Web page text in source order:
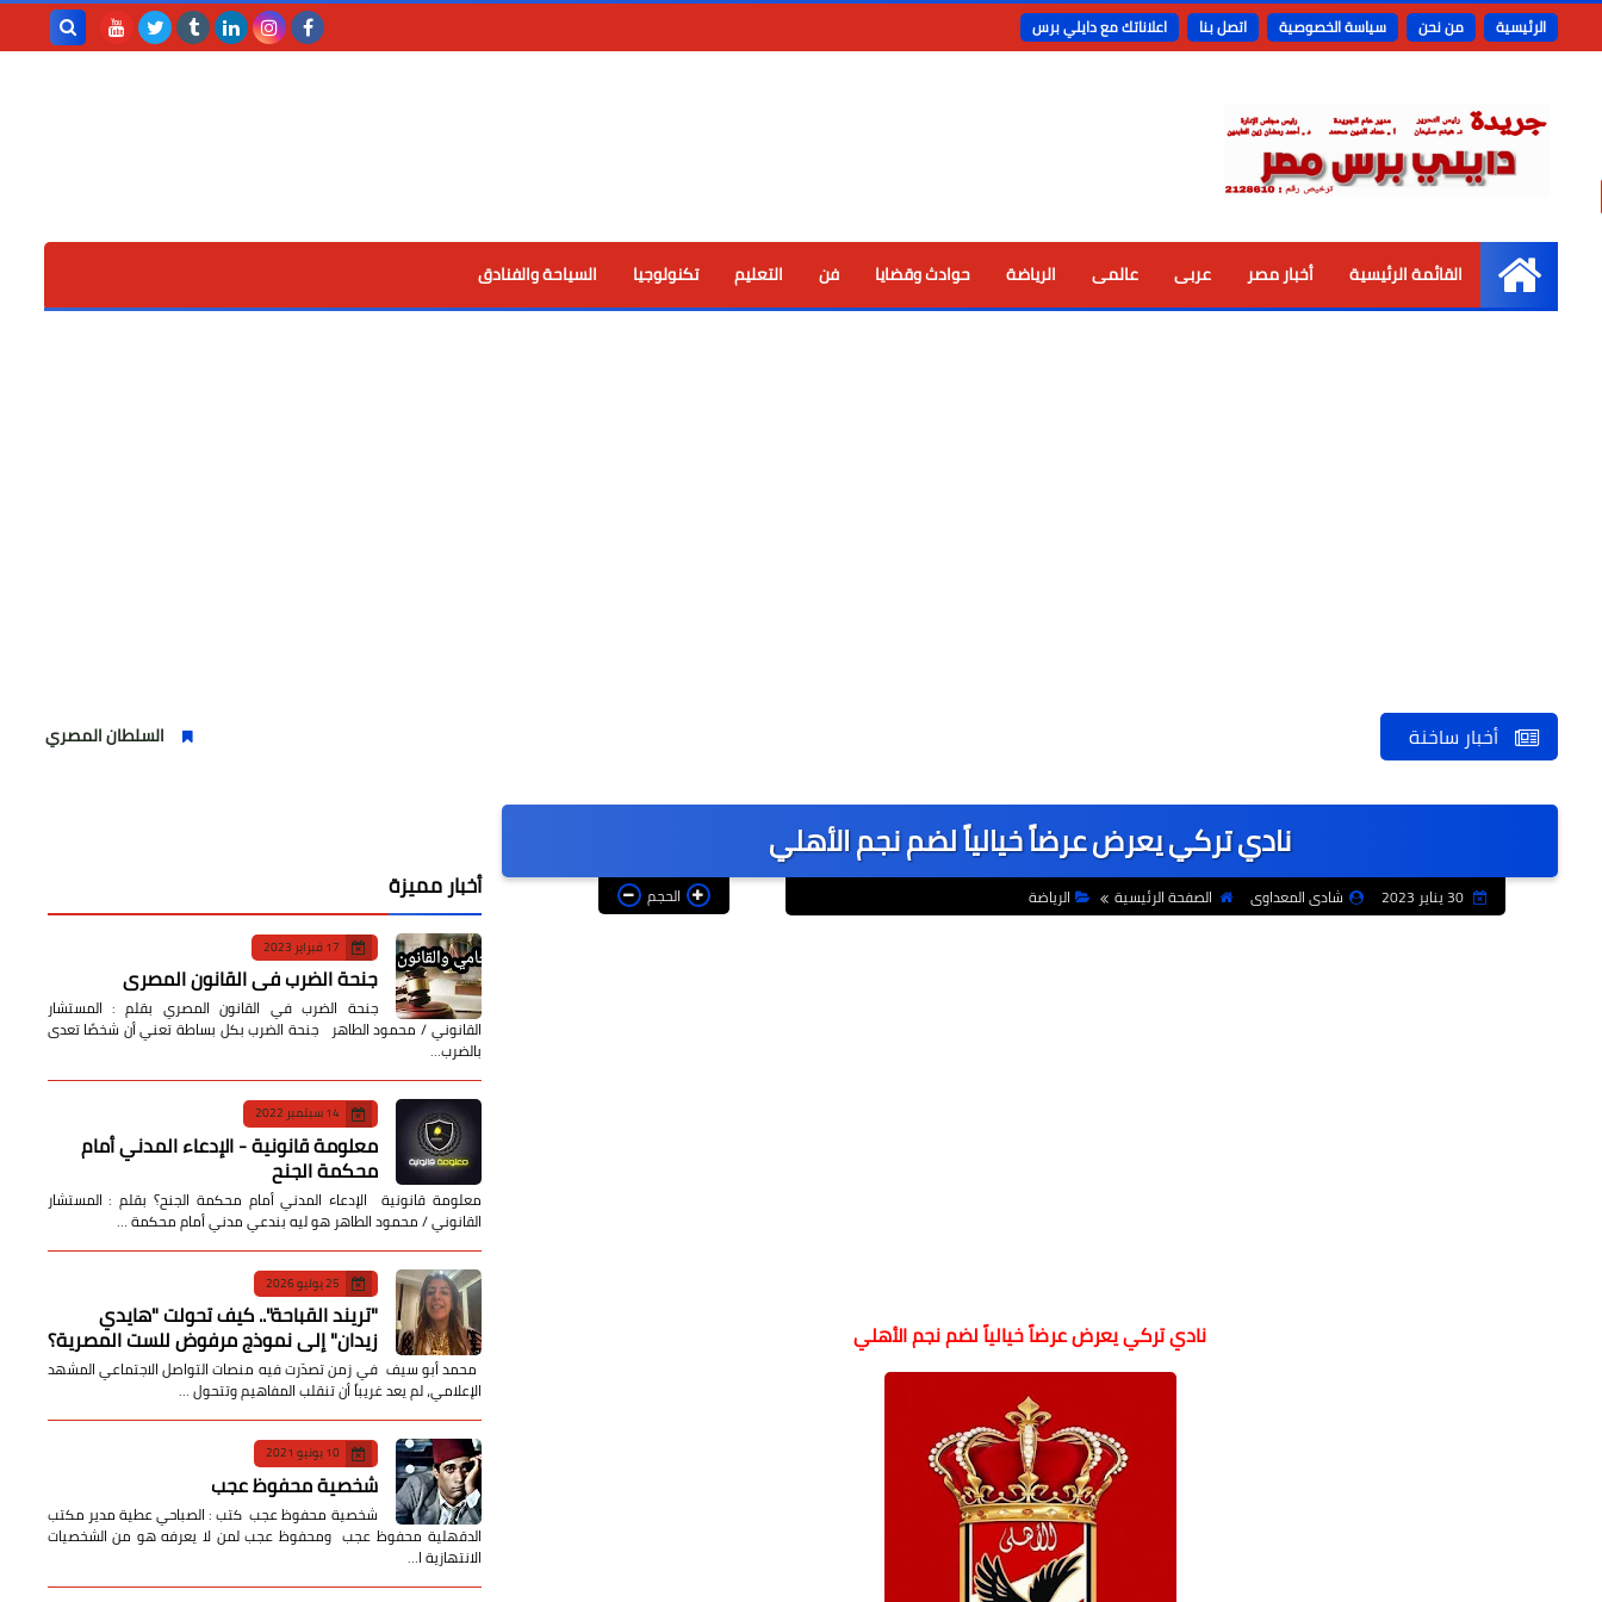
الرئيسية من نحن سياسة الخصوصية اتصل بنا اعلاناتك مع دايلي برس
الرئيسية
القائمة الرئيسية أخبار مصر عربى عالمى الرياضة حوادث وقضايا فن التعليم تكنولوجيا السياحة والفنادق
أخبار ساخنة السلطان المصري واستقبال حاشد
نادي تركي يعرض عرضاً خيالياً لضم نجم الأهلي
30 يناير 2023 شادى المعداوى الصفحة الرئيسية الرياضة الحجم
نادي تركي يعرض عرضاً خيالياً لضم نجم الأهلي
أخبار مميزة
17 فبراير 2023
جنحة الضرب في القانون المصري
جنحة الضرب في القانون المصري بقلم : المستشار
القانوني / محمود الطاهر جنحة الضرب بكل بساطة تعني أن شخصًا تعدى
بالضرب…
14 سبتمبر 2022
معلومة قانونية - الإدعاء المدني أمام
محكمة الجنح
معلومة قانونية الإدعاء المدني أمام محكمة الجنح؟ بقلم : المستشار
القانوني / محمود الطاهر هو ليه بندعي مدني أمام محكمة …
25 يوليو 2026
​"تريند القباحة".. كيف تحولت "هايدي
زيدان" إلى نموذج مرفوض للست المصرية؟
​ محمد أبو سيف ​في زمن تصدّرت فيه منصات التواصل الاجتماعي المشهد
الإعلامي، لم يعد غريباً أن تنقلب المفاهيم وتتحول …
10 يونيو 2021
شخصية محفوظ عجب
شخصية محفوظ عجب كتب : الصباحي عطية مدير مكتب
الدقهلية محفوظ عجب ومحفوظ عجب لمن لا يعرفه هو من الشخصيات
الانتهازية ا…